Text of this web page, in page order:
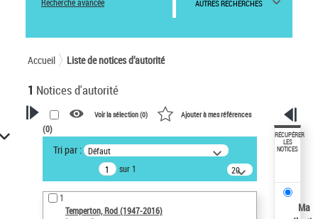
Recherche avancée AUTRES RECHERCHES
Accueil Liste de notices d’autorité
1 Notices d'autorité
VOTRE RECHERCHE
Recherche avancée dans les
notices d’autorité
Œuvres liées à l'auteur :
Temperton, Rod (1947-2016)
Voir la sélection (0) Ajouter à mes références
(0)
Tri par : Défaut
sur 1
20
résultats/page
1
Temperton, Rod (1947-2016)
RÉCUPÉRER
LES
NOTICES
Ma